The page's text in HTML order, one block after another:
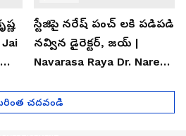
స్టేజిపై నరేష్ పంచ్ లకి పడిపడి
నవ్విన డైరెక్టర్, జయ్ |
Navarasa Raya Dr. Naresh
చదవండి